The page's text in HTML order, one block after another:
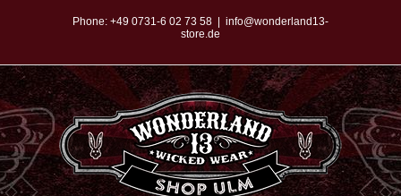
springen
Phone: +49 0731-6 02 73 58
info@wonderland13-
store.de